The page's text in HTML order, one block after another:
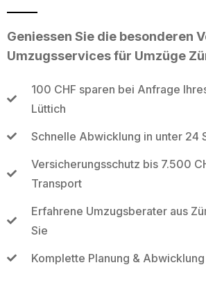
Geniessen Sie die besonderen
Umzugsservices für Umzüge
100 CHF sparen bei Anfrage
Lüttich
Schnelle Abwicklung in unter 24
Versicherungsschutz bis 7.500
Transport
Erfahrene Umzugsberater aus
Sie
Komplette Planung &